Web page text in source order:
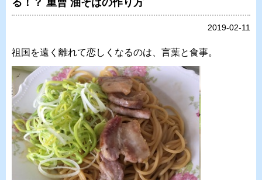
る！？ 重曹 油そばの作り方
2019-02-11
祖国を遠く離れて恋しくなるのは、言葉と食事。